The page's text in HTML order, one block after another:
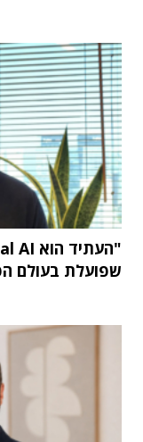
שפועלת בעולם